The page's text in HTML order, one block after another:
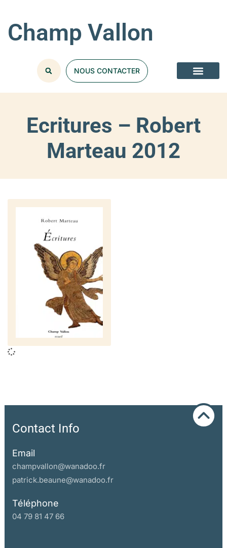
Champ Vallon
NOUS CONTACTER
Ecritures – Robert
Marteau 2012
Contact Info
Email
champvallon@wanadoo.fr
patrick.beaune@wanadoo.fr
Téléphone
04 79 81 47 66